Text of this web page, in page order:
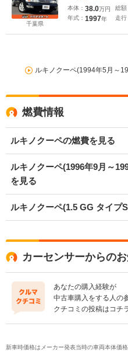
千葉県
本体： 38.0万円
年式： 1997年
総額
走行
ルキノクーペ(1994年5月～
燃費情報
ルキノクーペの燃費を見る
ルキノクーペ(1996年9月～
を見る
ルキノクーペ(1.5 GG タイプ
カーセンサーからの
あなたの購入経験が
中古車購入をする人の
クチコミの投稿はコチ
新車時価格はメーカー発表当時の車両本体価